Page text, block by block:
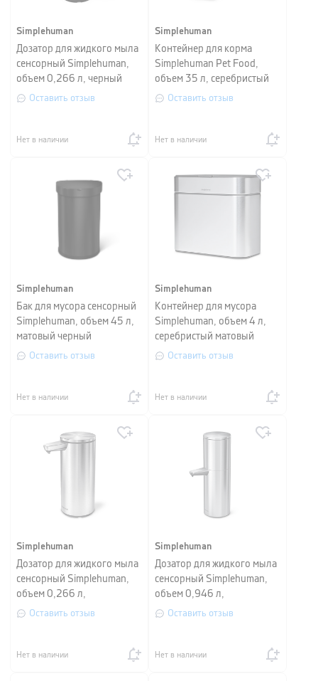
Simplehuman
Дозатор для жидкого мыла
сенсорный Simplehuman,
объем 0,266 л, черный
матовый
Оставить отзыв
Нет в наличии
Simplehuman
Контейнер для корма
Simplehuman Pet Food,
объем 35 л, серебристый
Оставить отзыв
Нет в наличии
Simplehuman
Бак для мусора сенсорный
Simplehuman, объем 45 л,
матовый черный
Оставить отзыв
Нет в наличии
Simplehuman
Контейнер для мусора
Simplehuman, объем 4 л,
серебристый матовый
Оставить отзыв
Нет в наличии
Simplehuman
Дозатор для жидкого мыла
сенсорный Simplehuman,
объем 0,266 л,
серебристый матовый
Оставить отзыв
Нет в наличии
Simplehuman
Дозатор для жидкого мыла
сенсорный Simplehuman,
объем 0,946 л,
серебристый матовый
Оставить отзыв
Нет в наличии